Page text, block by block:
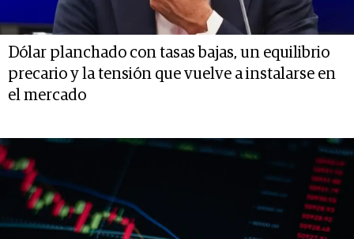
Dólar planchado con tasas bajas, un equilibrio
precario y la tensión que vuelve a instalarse en
el mercado